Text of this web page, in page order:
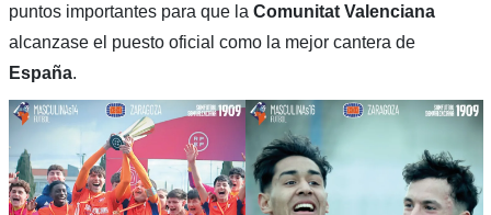
puntos importantes para que la Comunitat Valenciana
alcanzase el puesto oficial como la mejor cantera de
España.